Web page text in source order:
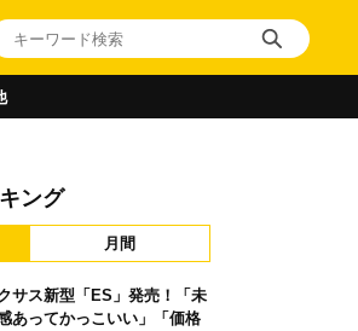
ング
月間
サス新型「ES」発売！「未
あってかっこいい」「価格